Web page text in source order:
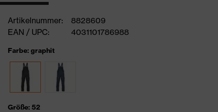
Artikelnummer:
8828609
EAN / UPC:
4031101786988
Farbe: graphit
Größe: 52